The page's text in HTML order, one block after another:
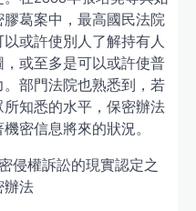
葛案中，最高國民法院
或許使別人了解持有人
或至多是可以或許使普
部門法院也熟悉到，若
知悉的水平，保密辦法
密信息將來的狀況。
侵權訴訟的現實認定之
辦法